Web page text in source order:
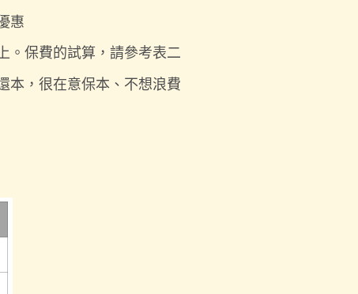
惠
。保費的試算，請參考表二
本，很在意保本、不想浪費